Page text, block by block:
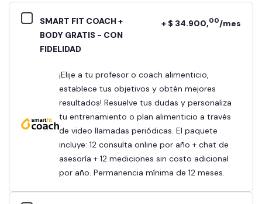
SMART FIT COACH +
BODY GRATIS - CON
FIDELIDAD
+ $ 34.900,00/mes
¡Elije a tu profesor o coach alimenticio,
establece tus objetivos y obtén mejores
resultados! Resuelve tus dudas y personaliza
tu entrenamiento o plan alimenticio a través
de video llamadas periódicas. El paquete
incluye: 12 consulta online por año + chat de
asesoría + 12 mediciones sin costo adicional
por año. Permanencia mínima de 12 meses.